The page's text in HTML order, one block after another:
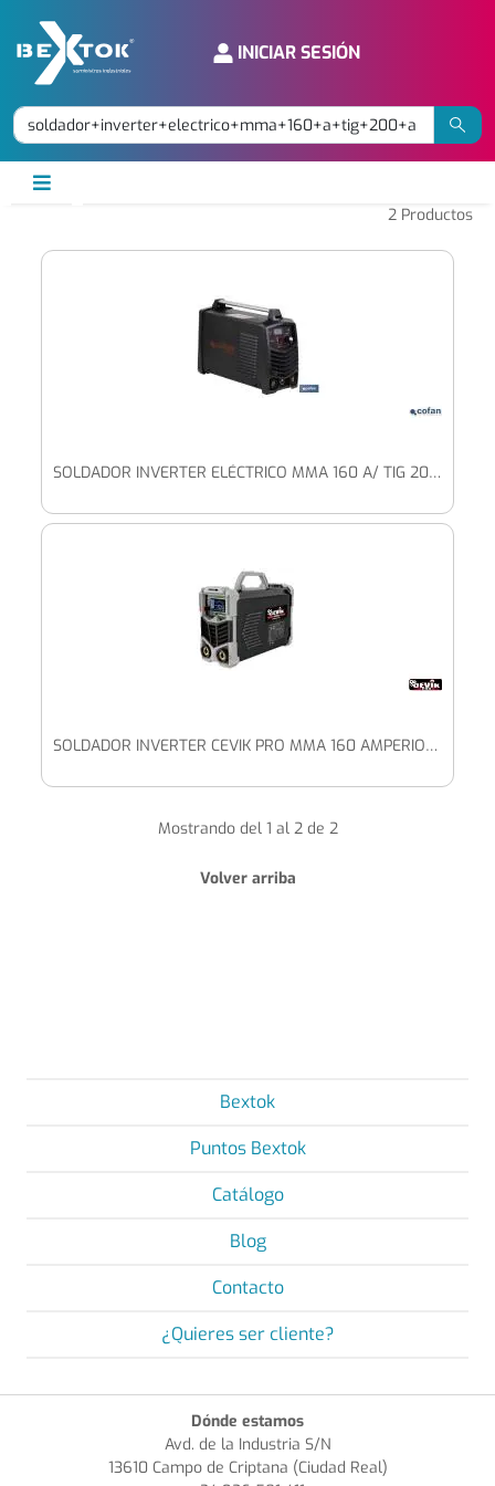
INICIAR SESIÓN
2 Productos
SOLDADOR INVERTER ELÉCTRICO MMA 160 A/ TIG 200 A
SOLDADOR INVERTER CEVIK PRO MMA 160 AMPERIOS CE-TITANIUM162
Mostrando del 1 al 2 de 2
Volver arriba
Bextok
Puntos Bextok
Catálogo
Blog
Contacto
¿Quieres ser cliente?
Dónde estamos
Avd. de la Industria S/N
13610 Campo de Criptana (Ciudad Real)